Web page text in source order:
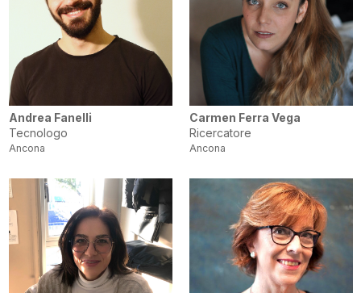
Andrea Fanelli
Tecnologo
Ancona
Carmen Ferra Vega
Ricercatore
Ancona